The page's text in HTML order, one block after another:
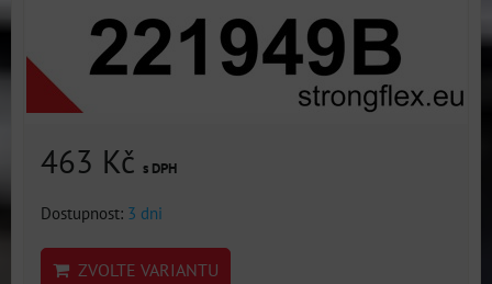
463 Kč s DPH
Dostupnost: 3 dni
ZVOLTE VARIANTU